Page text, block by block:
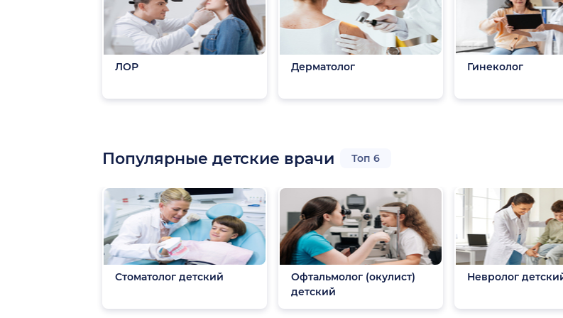
ЛОР Дерматолог Гинеколог
Популярные детские врачи Топ 6
Стоматолог детский
Офтальмолог (окулист)
детский
Невролог